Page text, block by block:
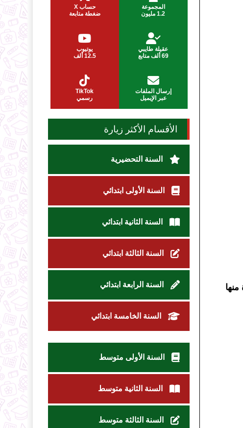
المجموعة
1.2 مليون
حساب X
ضغطة متابعة
عقيلة طايبي
69 ألف متابع
يوتيوب
12.5 ألف
إرسال الملفات
عبر الإيميل
TikTok
رسمي
الأقسام الأكثر زيارة
السنة التحضيرية
السنة الأولى ابتدائي
السنة الثانية ابتدائي
السنة الثالثة ابتدائي
السنة الرابعة ابتدائي
السنة الخامسة ابتدائي
السنة الأولى متوسط
السنة الثانية متوسط
السنة الثالثة متوسط